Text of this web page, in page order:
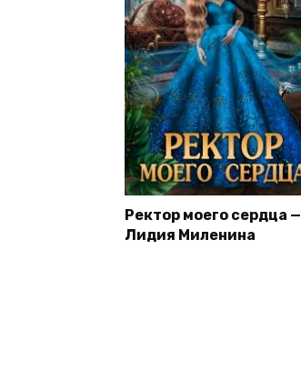
Ректор моего сердца —
Лидия Миленина